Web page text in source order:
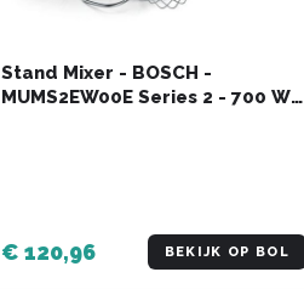
Stand Mixer - BOSCH -
MUMS2EW00E Series 2 - 700 W -
€ 120,96 BEKIJK OP BOL